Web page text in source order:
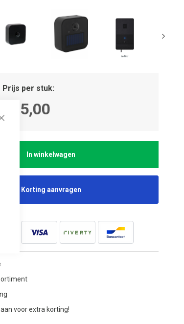
Prijs per stuk
125,00
In winkelwagen
Korting aanvragen
voor extra korting!